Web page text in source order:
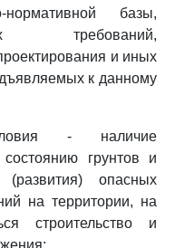
базы,
требований,
и иных
к данному
- наличие
грунтов и
опасных
на территории, на
строительство и